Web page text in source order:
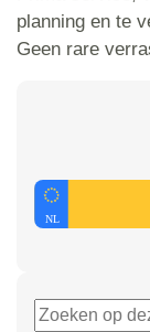
planning en te
Geen rare